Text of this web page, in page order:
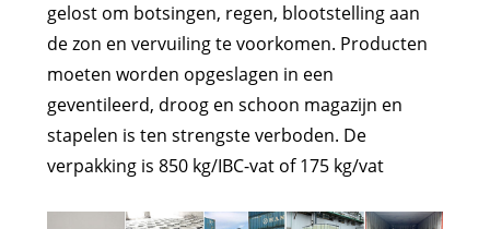
gelost om botsingen, regen, blootstelling aan
de zon en vervuiling te voorkomen. Producten
moeten worden opgeslagen in een
geventileerd, droog en schoon magazijn en
stapelen is ten strengste verboden. De
verpakking is 850 kg/IBC-vat of 175 kg/vat